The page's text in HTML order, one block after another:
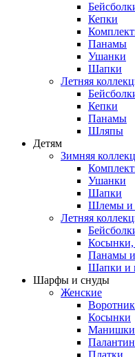
Кепки
Панамы
Ушанки
Шапки
Летняя
Кепки
Панамы
Шляпы
Детям
Зимняя
Ушанки
Шапки
Шлемы и
Летняя
Косынки,
Панамы
Шапки и
Шарфы и снуды
Женские
Косынки
Манишки
Платки